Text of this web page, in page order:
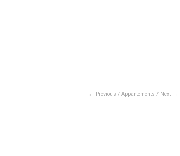
Previous / Appartements / Next